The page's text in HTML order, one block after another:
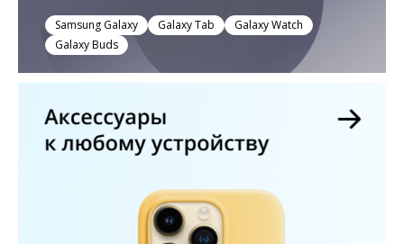
Samsung Galaxy Galaxy Tab
Galaxy Watch
Galaxy Buds